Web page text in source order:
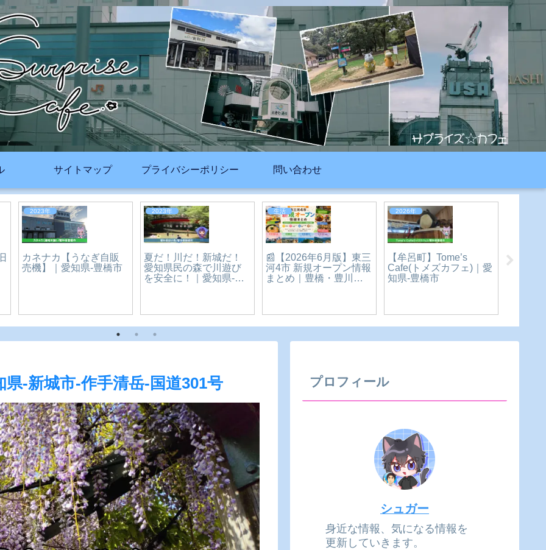
サイトマップ プライバシーポリシー 問い合わせ
2023年
中華料理 ラーメン 新珠
｜愛知県-豊橋市
2026年
千味 麻辣湯(マーラータ
2023年
【ニンニクを入れて下
2023年
【復刻あのハンバーガ
-新城市-作手清岳-国道301号 プロフィール
シュガー
身近な情報、気になる情報を
更新していきます。